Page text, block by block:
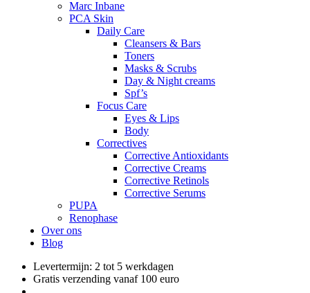
Marc Inbane
PCA Skin
Daily Care
Cleansers & Bars
Toners
Masks & Scrubs
Day & Night creams
Spf’s
Focus Care
Eyes & Lips
Body
Correctives
Corrective Antioxidants
Corrective Creams
Corrective Retinols
Corrective Serums
PUPA
Renophase
Over ons
Blog
Levertermijn: 2 tot 5 werkdagen
Gratis verzending vanaf 100 euro